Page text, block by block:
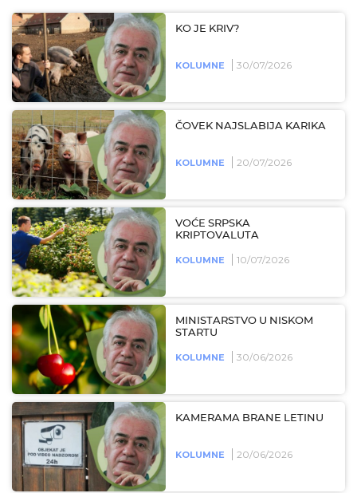
KO JE KRIV?
KOLUMNE 30/07/2026
ČOVEK NAJSLABIJA KARIKA
KOLUMNE 20/07/2026
VOĆE SRPSKA
KRIPTOVALUTA
KOLUMNE 10/07/2026
MINISTARSTVO U NISKOM
STARTU
KOLUMNE 30/06/2026
KAMERAMA BRANE LETINU
KOLUMNE 20/06/2026